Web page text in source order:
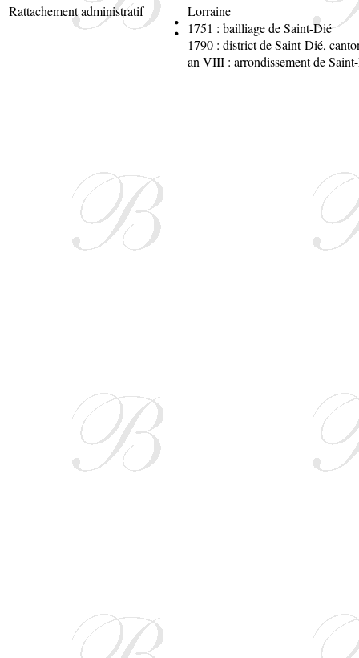
Rattachement administratif : Lorraine
1751 : bailliage de Saint-Dié
1790 : district de Saint-Dié,
an VIII : arrondissement de